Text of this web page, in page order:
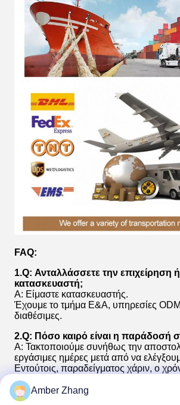
FAQ:
1.Q: Ανταλλάσσετε την επιχείρηση
κατασκευαστή;
Α: Είμαστε κατασκευαστής.
Έχουμε το τμήμα Ε&Α, υπηρεσίες
διαθέσιμες.
2.Q: Πόσο καιρό είναι η παράδοσή
Α: Τακτοποιούμε συνήθως την
εργάσιμες ημέρες μετά από να
Εντούτοις, παραδείγματος χάριν, ο
του πλήρους συνόλου συσκευών
πιό μακροχρόνιος, το οποίο πρέπει να
πραγματικό - χρόνος.
Amber Zhang